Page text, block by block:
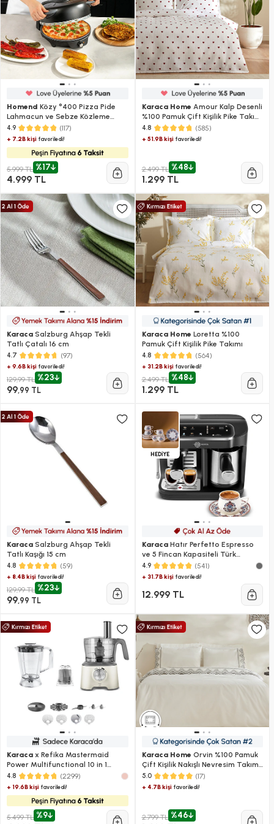
Homend Közy °400 Pizza Pide
Lahmacun ve Sebze Közleme
Makinesi
4.9 (117)
+ 7.2B kişi favoriledi!
5.999 TL %17
4.999 TL
Karaca Home Amour Kalp Desenli
%100 Pamuk Çift Kişilik Pike Takımı
Kırmızı
4.8 (585)
+ 51.9B kişifavoriledi!
2.499 TL %48
1.299 TL
Karaca Salzburg Ahşap Tekli
Tatlı Çatalı 16 cm
4.7 (97)
+ 9.6B kişi favoriledi!
129,99 TL %23
99,99 TL
Karaca Home Loretta %100
Pamuk Çift Kişilik Pike Takımı
4.8 (564)
+ 31.2B kişifavoriledi!
2.499 TL %48
1.299 TL
Karaca Salzburg Ahşap Tekli
Tatlı Kaşığı 15 cm
4.8 (59)
+ 8.4B kişi favoriledi!
129,99 TL %23
99,99 TL
HEDİYE
KaracaHatır Perfetto Espresso
ve 5 Fincan Kapasiteli Türk
Kahvesi Makinesi
4.9 (541)
+ 31.7B kişifavoriledi!
12.999 TL
Karaca x Refika Mastermaid
Power Multifunctional 10 in 1
Swiss Cream Mutfak Robotu
2000W
4.8 (2299)
+ 19.6B kişi favoriledi!
5.499 TL %9
Karaca Home Orvin %100 Pamuk
Çift Kişilik Nakışlı Nevresim Takımı
Beyaz
5.0 (17)
+ 4.7B kişifavoriledi!
2.799 TL %46